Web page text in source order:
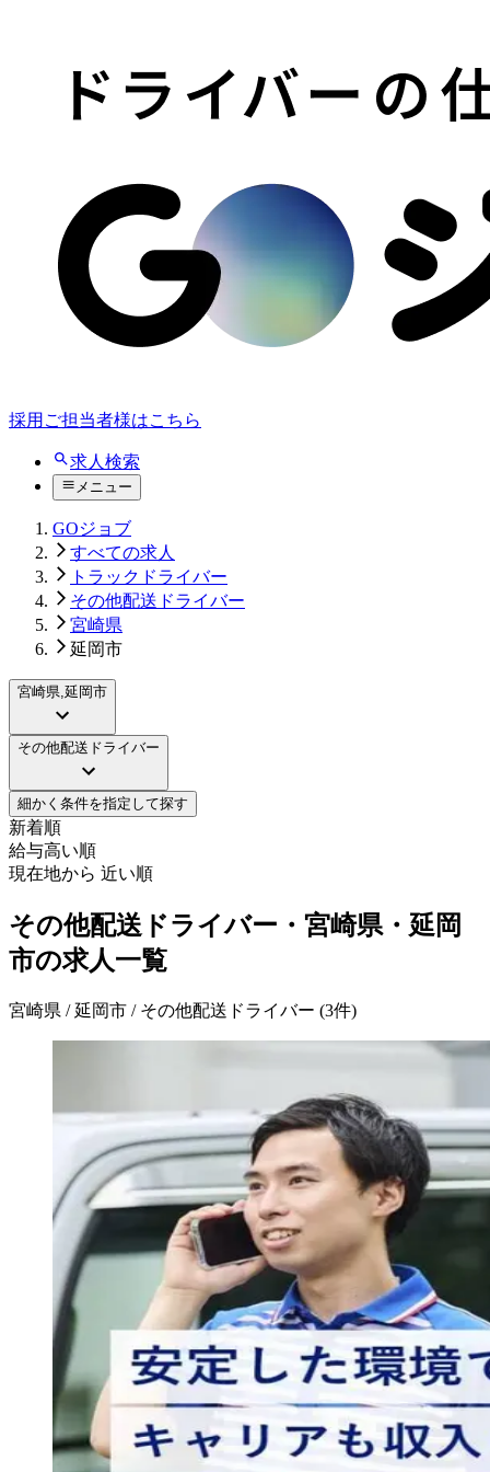
採用ご担当者様はこちら
求人検索
メニュー
GOジョブ
すべての求人
トラックドライバー
その他配送ドライバー
宮崎県
延岡市
宮崎県,延岡市
その他配送ドライバー
細かく条件を指定して探す
新着順
給与高い順
現在地から 近い順
その他配送ドライバー・宮崎県・延岡
市の求人一覧
宮崎県 / 延岡市 / その他配送ドライバー (3件)